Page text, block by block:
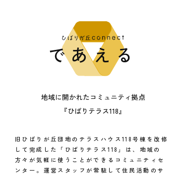
であえる
地域に開かれたコミュニティ拠点
『ひばりテラス118』
旧ひばりが丘団地のテラスハウス118号棟を改修
して完成した「ひばりテラス118」は、地域の
方々が気軽に使うことができるコミュニティセ
ンター。運営スタッフが常駐して住民活動のサ